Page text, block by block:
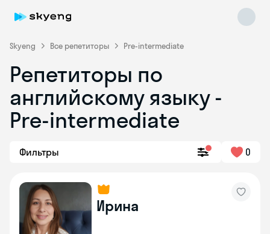
Skyeng Все репетиторы Pre-intermediate
Репетиторы по
английскому языку -
Pre-intermediate
Фильтры 0
Ирина
Skyeng Chat